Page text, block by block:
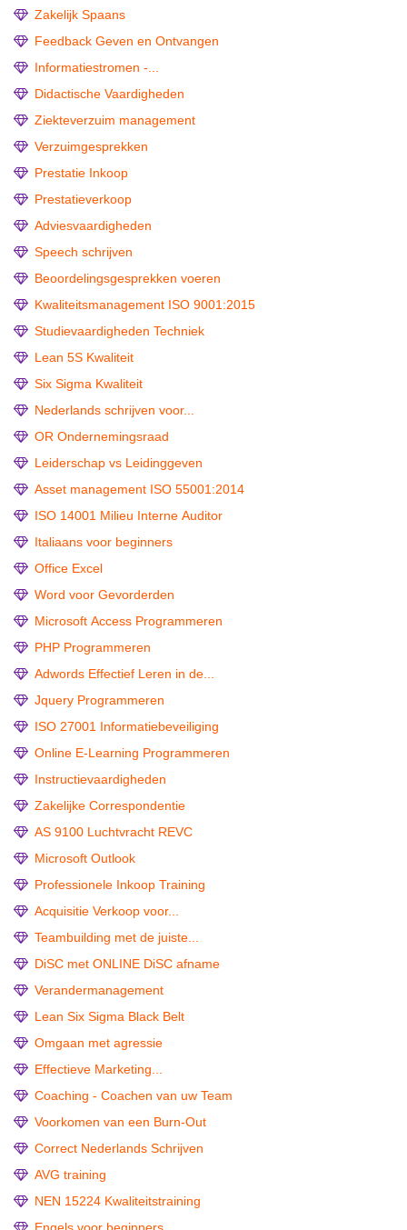
Zakelijk Spaans
Feedback Geven en Ontvangen
Informatiestromen -...
Didactische Vaardigheden
Ziekteverzuim management
Verzuimgesprekken
Prestatie Inkoop
Prestatieverkoop
Adviesvaardigheden
Speech schrijven
Beoordelingsgesprekken voeren
Kwaliteitsmanagement ISO 9001:2015
Studievaardigheden Techniek
Lean 5S Kwaliteit
Six Sigma Kwaliteit
Nederlands schrijven voor...
OR Ondernemingsraad
Leiderschap vs Leidinggeven
Asset management ISO 55001:2014
ISO 14001 Milieu Interne Auditor
Italiaans voor beginners
Office Excel
Word voor Gevorderden
Microsoft Access Programmeren
PHP Programmeren
Adwords Effectief Leren in de...
Jquery Programmeren
ISO 27001 Informatiebeveiliging
Online E-Learning Programmeren
Instructievaardigheden
Zakelijke Correspondentie
AS 9100 Luchtvracht REVC
Microsoft Outlook
Professionele Inkoop Training
Acquisitie Verkoop voor...
Teambuilding met de juiste...
DiSC met ONLINE DiSC afname
Verandermanagement
Lean Six Sigma Black Belt
Omgaan met agressie
Effectieve Marketing...
Coaching - Coachen van uw Team
Voorkomen van een Burn-Out
Correct Nederlands Schrijven
AVG training
NEN 15224 Kwaliteitstraining